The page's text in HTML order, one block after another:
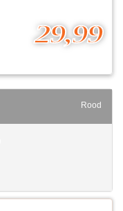
29,99
Rood